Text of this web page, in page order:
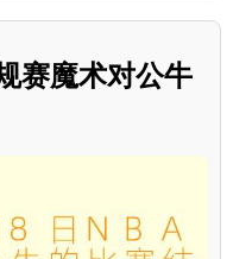
赛魔术对公牛